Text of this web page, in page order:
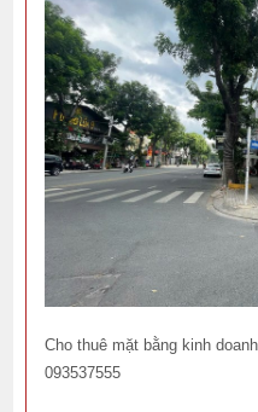
Cho thuê mặt bằng kinh
093537555